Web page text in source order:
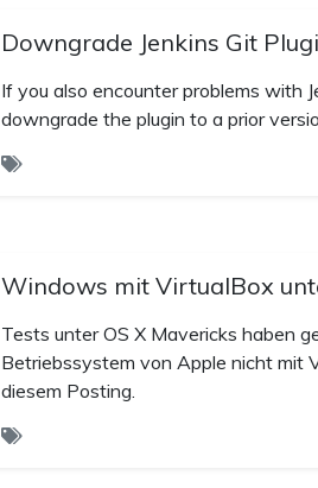
Downgrade Jenkins Git
If you also encounter problems with
downgrade the plugin to a prior
Windows mit VirtualBox
Tests unter OS X Mavericks haben
Betriebssystem von Apple nicht mit
diesem Posting.